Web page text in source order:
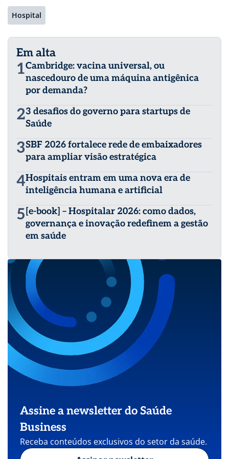
Hospital
Em alta
1Cambridge: vacina universal, ou
nascedouro de uma máquina antigênica
por demanda?
23 desafios do governo para startups de
Saúde
3SBF 2026 fortalece rede de embaixadores
para ampliar visão estratégica
4Hospitais entram em uma nova era de
inteligência humana e artificial
5 [e-book] – Hospitalar 2026: como dados,
governança e inovação redefinem a gestão
em saúde
Assine a newsletter do Saúde
Business
Receba conteúdos exclusivos do setor da saúde.